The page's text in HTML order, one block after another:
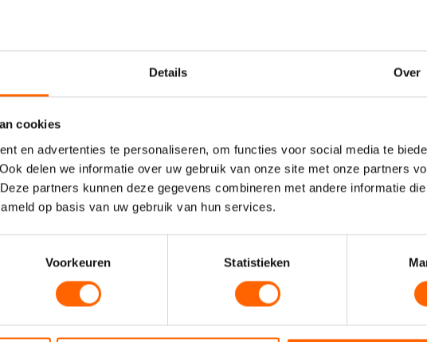
Details Over
cookies
en advertenties te personaliseren, om functies voor social media te
delen we informatie over uw gebruik van onze site met onze partners
partners kunnen deze gegevens combineren met andere informatie
op basis van uw gebruik van hun services.
Voorkeuren Statistieken
Uw e-mailadres*